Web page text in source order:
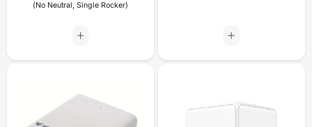
(No Neutral, Single Rocker)